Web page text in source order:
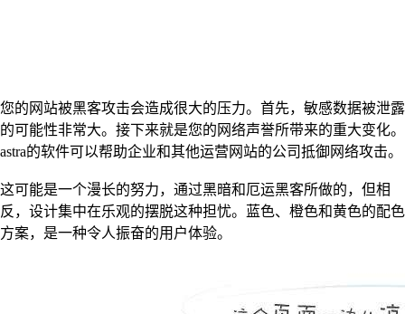
您的网站被黑客攻击会造成很大的压力。首先，敏感数据被泄露
的可能性非常大。接下来就是您的网络声誉所带来的重大变化。
astra的软件可以帮助企业和其他运营网站的公司抵御网络攻击。
这可能是一个漫长的努力，通过黑暗和厄运黑客所做的，但相
反，设计集中在乐观的摆脱这种担忧。蓝色、橙色和黄色的配色
方案，是一种令人振奋的用户体验。